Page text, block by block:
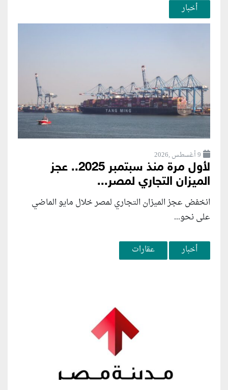
أخبار
9 أغسطس ,2026
لأول مرة منذ سبتمبر 2025.. عجز
الميزان التجاري لمصر...
انخفض عجز الميزان التجاري لمصر خلال مايو الماضي
على نحو...
أخبار عقارات